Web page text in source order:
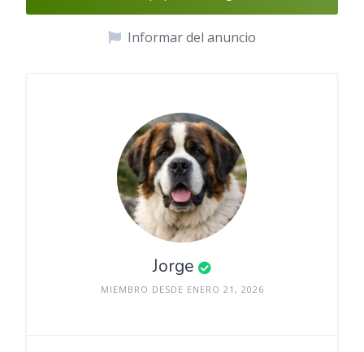
Informar del anuncio
Jorge
MIEMBRO DESDE ENERO 21, 2026